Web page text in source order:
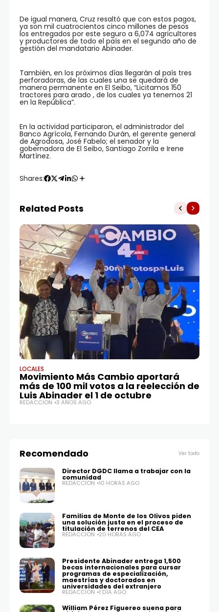
De igual manera, Cruz resaltó que con estos pagos,
ya son mil cuatrocientos cinco millones de pesos
los entregados por este seguro a 6,074 agricultores
y productores de todo el país en el segundo año de
gestión del mandatario Abinader.
También, en los próximos días llegarán al país tres
perforadoras, de las cuales una se quedará de
manera permanente en El Seibo, “Licitamos 150
tractores para arado , de los cuales ya tenemos 21
en la República”.
En la actividad participaron, el administrador del
Banco Agrícola, Fernando Durán, el gerente general
de Agrodosa, José Fabelo; el senador y la
gobernadora de El Seibo, Santiago Zorrila e Irene
Martínez.
Shares:
Related Posts
LOCALES
Movimiento Más Cambio aportará
más de 100 mil votos a la reelección de
Luis Abinader el 1 de octubre
REDACCIÓN 3 AÑOS AGO
Recomendado Ver todo
Director DGDC llama a trabajar con la
comunidad
REDACCIÓN 10 HORAS AGO
Familias de Monte de los Olivos piden
una solución justa en el proceso de
titulación de terrenos del CEA
REDACCIÓN 20 HORAS AGO
Presidente Abinader entrega 1,500
becas internacionales para cursar
programas de especialización,
maestrías y doctorados en
universidades del extranjero
REDACCIÓN 1 DÍA AGO
William Pérez Figuereo suena para